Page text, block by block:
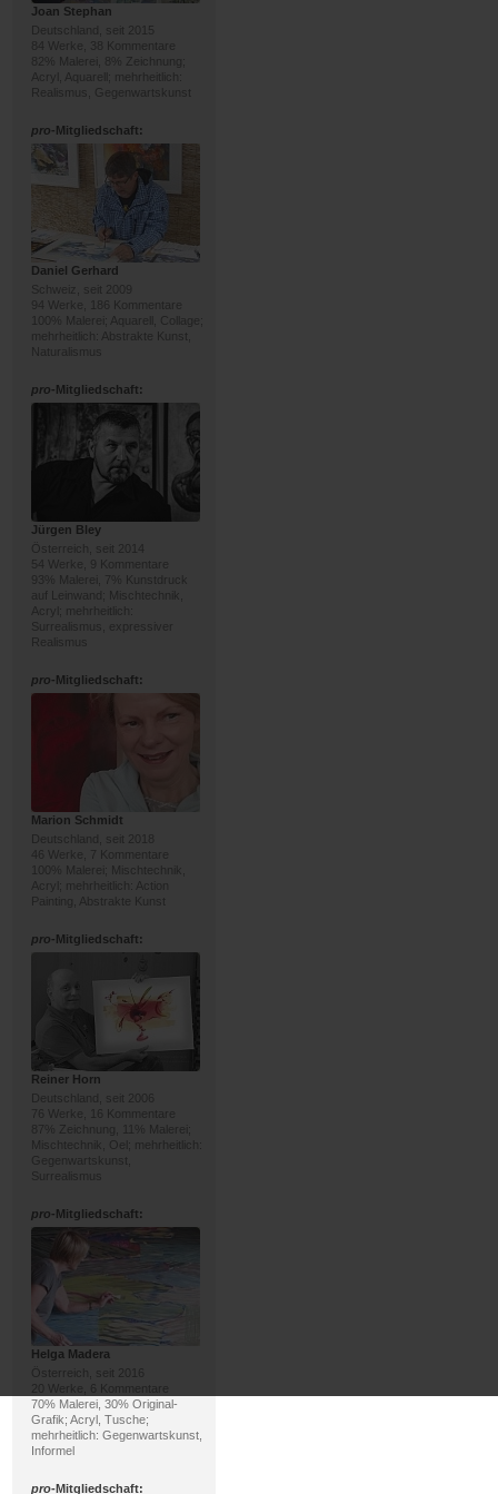
Joan Stephan
Deutschland, seit 2015
84 Werke, 38 Kommentare
82% Malerei, 8% Zeichnung;
Acryl, Aquarell; mehrheitlich:
Realismus, Gegenwartskunst
pro-Mitgliedschaft:
Daniel Gerhard
Schweiz, seit 2009
94 Werke, 186 Kommentare
100% Malerei; Aquarell, Collage;
mehrheitlich: Abstrakte Kunst,
Naturalismus
pro-Mitgliedschaft:
Jürgen Bley
Österreich, seit 2014
54 Werke, 9 Kommentare
93% Malerei, 7% Kunstdruck
auf Leinwand; Mischtechnik,
Acryl; mehrheitlich:
Surrealismus, expressiver
Realismus
pro-Mitgliedschaft:
Marion Schmidt
Deutschland, seit 2018
46 Werke, 7 Kommentare
100% Malerei; Mischtechnik,
Acryl; mehrheitlich: Action
Painting, Abstrakte Kunst
pro-Mitgliedschaft:
Reiner Horn
Deutschland, seit 2006
76 Werke, 16 Kommentare
87% Zeichnung, 11% Malerei;
Mischtechnik, Oel; mehrheitlich:
Gegenwartskunst,
Surrealismus
pro-Mitgliedschaft:
Helga Madera
Österreich, seit 2016
20 Werke, 6 Kommentare
70% Malerei, 30% Original-
Grafik; Acryl, Tusche;
mehrheitlich: Gegenwartskunst,
Informel
pro-Mitgliedschaft: